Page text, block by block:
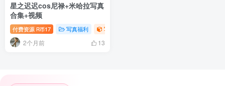
星之迟迟cos尼禄+米哈拉写真
合集+视频
付费资源 R币17 写真福利 写真视频专题
2个月前 13